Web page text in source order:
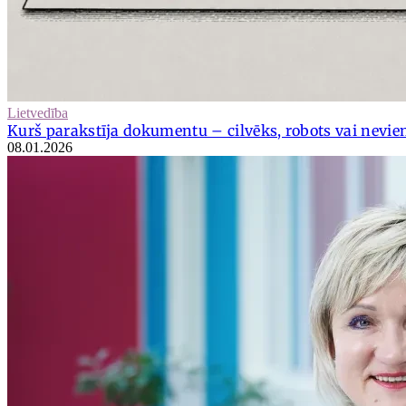
Lietvedība
Kurš parakstīja dokumentu – cilvēks, robots vai
08.01.2026